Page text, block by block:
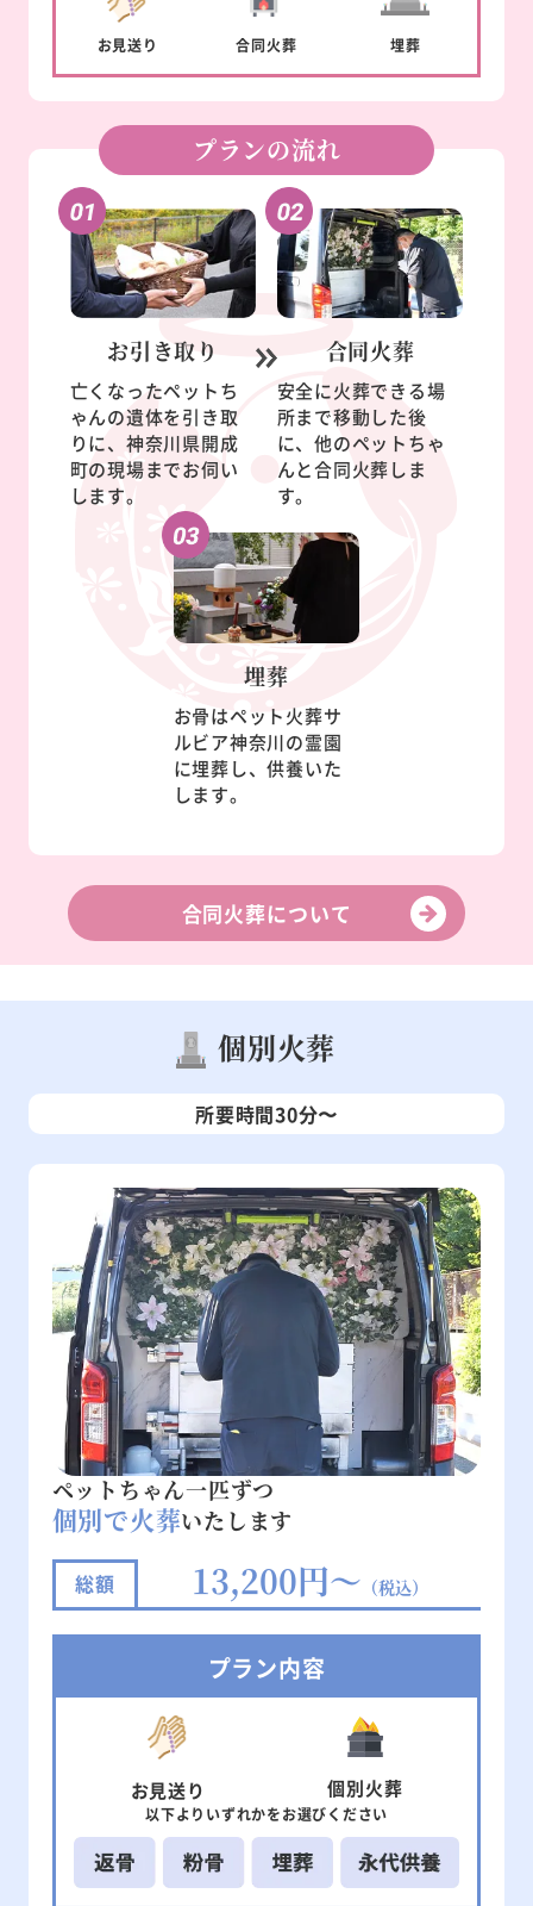
お見送り 合同火葬 埋葬
プランの流れ
お引き取り
亡くなったペットち
ゃんの遺体を引き取
りに、神奈川県開成
町の現場までお伺い
します。
合同火葬
安全に火葬できる場
所まで移動した後
に、他のペットちゃ
んと合同火葬しま
す。
埋葬
お骨はペット火葬サ
ルビア神奈川の霊園
に埋葬し、供養いた
します。
合同火葬について
個別火葬
所要時間30分〜
ペットちゃん一匹ずつ
個別で火葬いたします
総額 13,200円～ （税込）
プラン内容
お見送り 個別火葬
以下より いずれかをお選びください